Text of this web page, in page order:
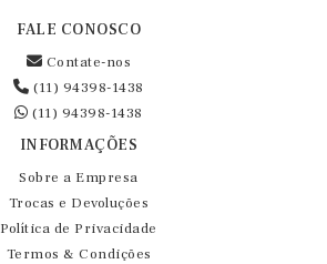
FALE CONOSCO
Contate-nos
(11) 94398-1438
(11) 94398-1438
INFORMAÇÕES
Sobre a Empresa
Trocas e Devoluções
Política de Privacidade
Termos & Condições